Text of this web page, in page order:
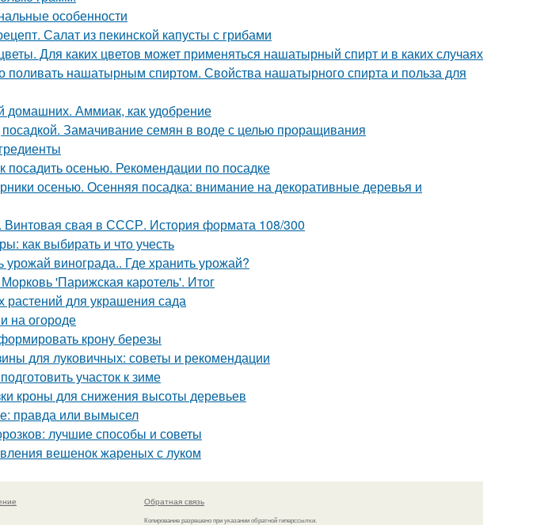
особенности
Салат из пекинской капусты с грибами
Для каких цветов может применяться нашатырный спирт и в каких случаях
поливать нашатырным спиртом. Свойства нашатырного спирта и польза для
домашних. Аммиак, как удобрение
Замачивание семян в воде с целью проращивания
посадить осенью. Рекомендации по посадке
осенью. Осенняя посадка: внимание на декоративные деревья и
Винтовая свая в СССР. История формата 108/300
как выбирать и что учесть
урожай винограда.. Где хранить урожай?
'Парижская каротель'. Итог
для украшения сада
на огороде
крону березы
для луковичных: советы и рекомендации
участок к зиме
кроны для снижения высоты деревьев
правда или вымысел
лучшие способы и советы
вешенок жареных с луком
Обратная связь
Копирование разрешено при указании обратной гиперссылки.